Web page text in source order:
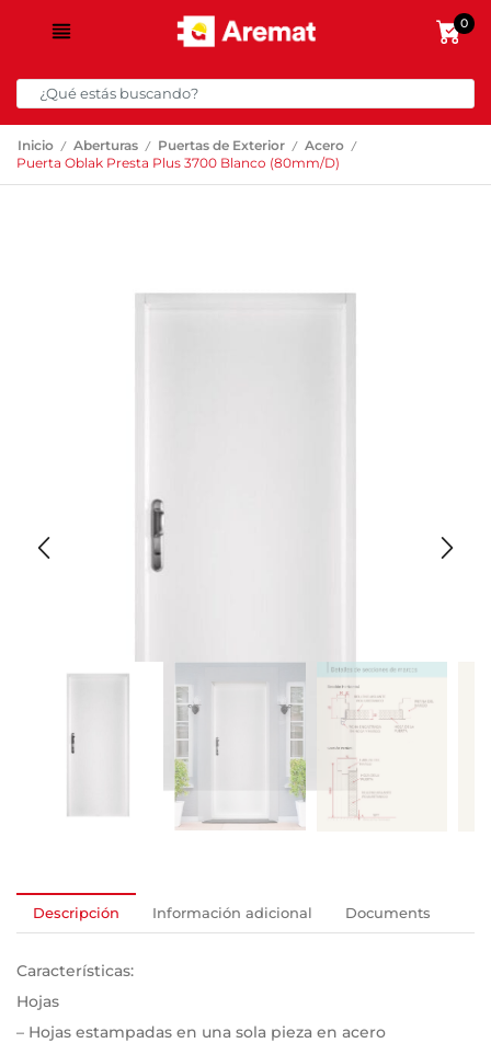
0
Inicio / Aberturas / Puertas de Exterior / Acero /
Puerta Oblak Presta Plus 3700 Blanco (80mm/D)
Descripción Información adicional Documents
Características:
Hojas
– Hojas estampadas en una sola pieza en acero